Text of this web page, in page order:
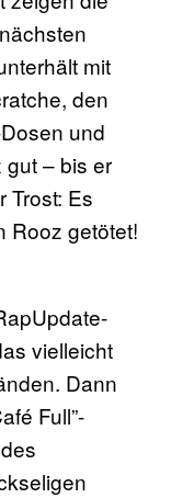
mit
den
und
– bis er
Trost: Es
Rooz getötet!
vielleicht
Dann
Full”-